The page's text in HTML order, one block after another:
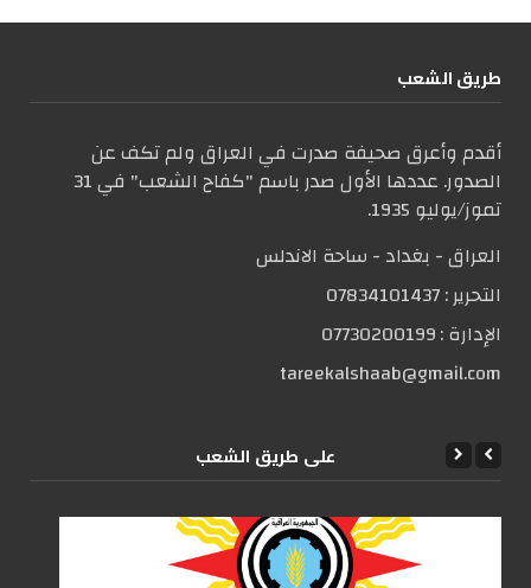
طریق الشعب
أقدم وأعرق صحيفة صدرت في العراق ولم تكف عن
الصدور. عددها الأول صدر باسم "كفاح الشعب" في 31
تموز/يوليو 1935.
العراق - بغداد - ساحة الاندلس
التحریر :07834101437
الإدارة :07730200199
tareekalshaab@gmail.com
علی طریق الشعب